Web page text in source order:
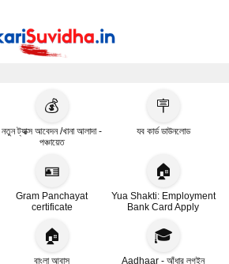
💰
নতুন ট্যাক্স আবেদন /খানা আলাদা -
পঞ্চায়েত
🪧
যব কার্ড ডাউনলোড
🪪
Gram Panchayat
certificate
🏠
Yua Shakti: Employment
Bank Card Apply
🏠
বাংলা আবাস
🎓
Aadhaar - আঁধার লগইন